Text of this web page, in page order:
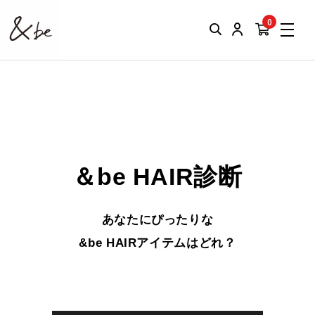
0
＆be HAIR診断
あなたにぴったりな
&be HAIRアイテムはどれ？